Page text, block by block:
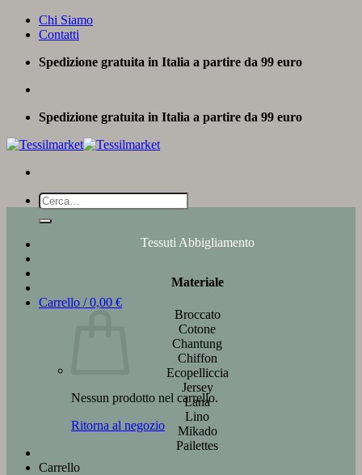
Salta
Chi Siamo
Contatti
Spedizione gratuita in Italia a partire da 99 euro
Spedizione gratuita in Italia a partire da 99 euro
Cerca:
Carrello /0,00 €
Nessun prodotto nel carrello.
Ritorna al negozio
Carrello
Tessuti Abbigliamento
Materiale
Broccato
Cotone
Chantung
Chiffon
Ecopelliccia
Jersey
Lana
Lino
Mikado
Pailettes